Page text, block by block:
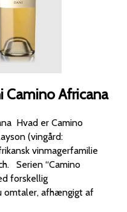
Camino Africana
Hvad er Camino
(vingård:
vinmagerfamilie
forskellig
omtaler, afhængigt af